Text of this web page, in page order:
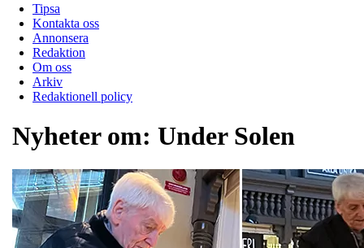
Tipsa
Kontakta oss
Annonsera
Redaktion
Om oss
Arkiv
Redaktionell policy
Nyheter om: Under Solen